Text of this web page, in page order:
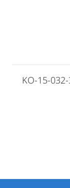
KO-15-